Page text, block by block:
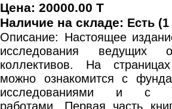
Цена: 20000.00 T
Наличие на складе: Есть
Описание: Настоящее
исследования ведущих
коллективов. На
можно ознакомится с
исследованиями и с
работами. Первая часть